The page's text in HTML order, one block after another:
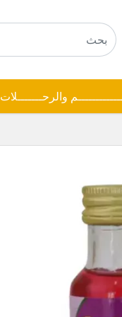
والرحـــــــلات